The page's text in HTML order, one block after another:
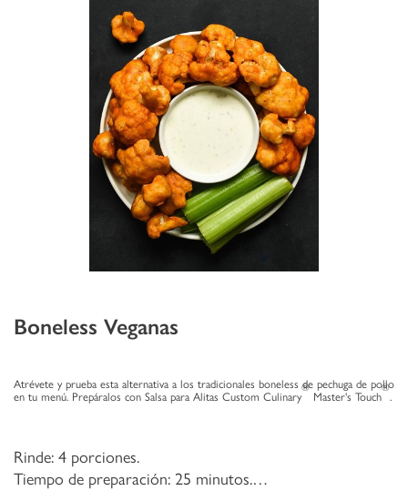
Boneless Veganas
Atrévete y prueba esta alternativa a los tradicionales boneless de pechuga de pollo
en tu menú. Prepáralos con Salsa para Alitas Custom Culinary
®
Master's Touch
®
.
Rinde: 4 porciones.
Tiempo de preparación: 25 minutos.